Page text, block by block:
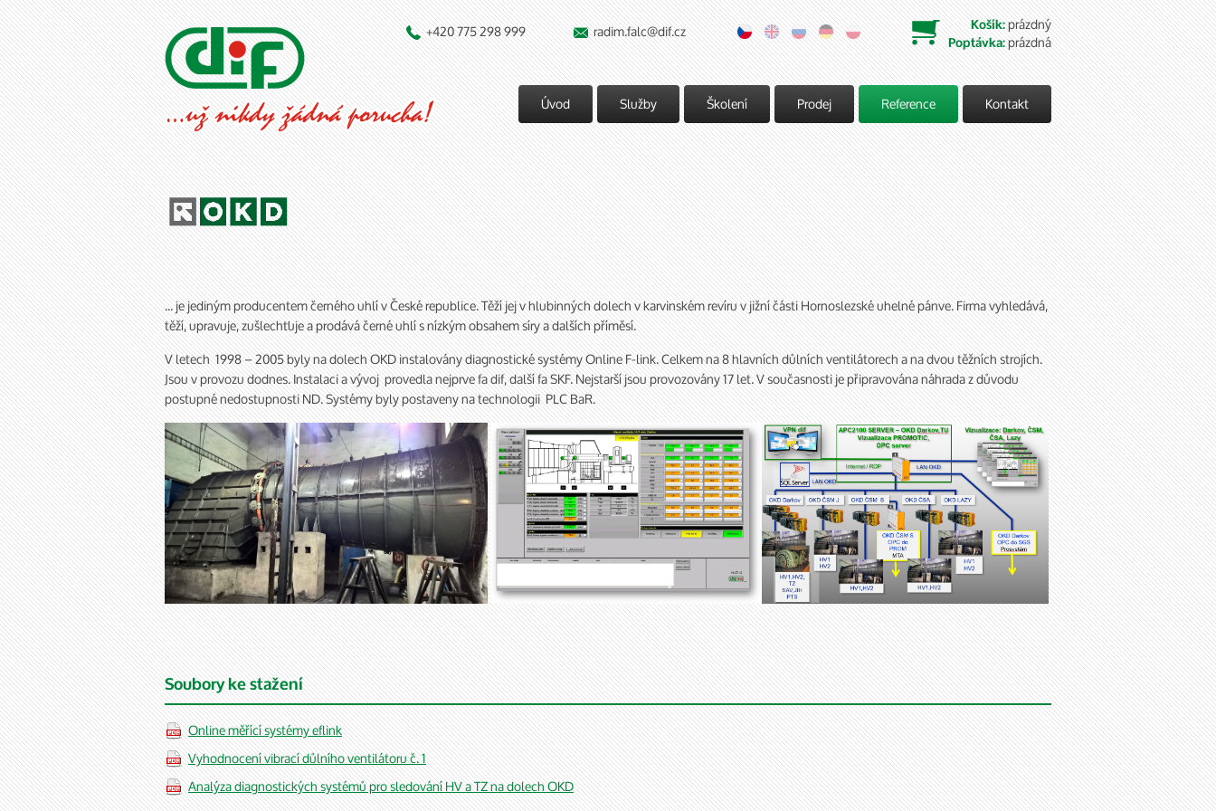
+420 775 298 999  radim.falc@dif.cz  Košík:prázdný
Poptávka:prázdná
Úvod Služby Školení Prodej Reference Kontakt
... je jediným producentem černého uhlí v České republice. Těží jej v hlubinných dolech v karvinském revíru v jižní části Hornoslezské uhelné pánve. Firma vyhledává,
těží, upravuje, zušlechťuje a prodává černé uhlí s nízkým obsahem síry a dalších příměsí.
V letech 1998 – 2005 byly na dolech OKD instalovány diagnostické systémy Online F-link. Celkem na 8 hlavních důlních ventilátorech a na dvou těžních strojích.
Jsou v provozu dodnes. Instalaci a vývoj provedla nejprve fa dif, další fa SKF. Nejstarší jsou provozovány 17 let. V současnosti je připravována náhrada z důvodu
postupné nedostupnosti ND. Systémy byly postaveny na technologii PLC BaR.
Soubory ke stažení
Online měřící systémy eflink
Vyhodnocení vibrací důlního ventilátoru č. 1
Analýza diagnostických systémů pro sledování HV a TZ na dolech OKD